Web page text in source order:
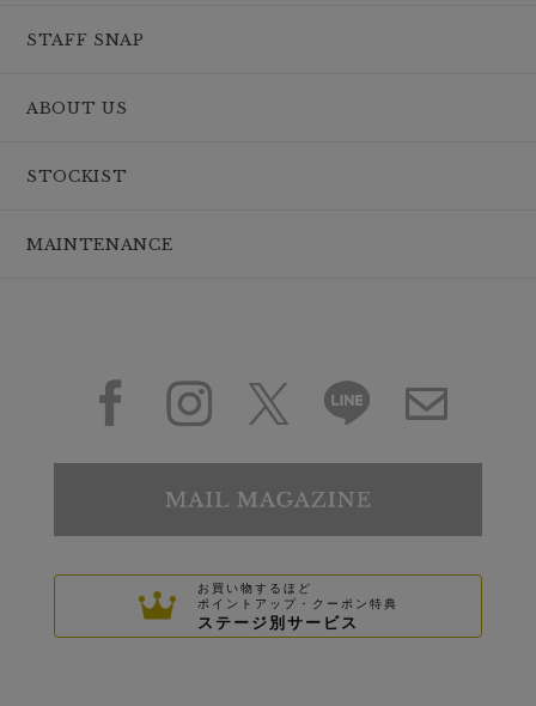
STAFF SNAP
ABOUT US
STOCKIST
MAINTENANCE
お買い物するほど
ポイントアップ・クーポン特典
ステージ別サービス